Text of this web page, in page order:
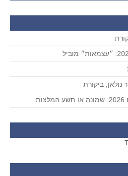
נולאן, ביקורת